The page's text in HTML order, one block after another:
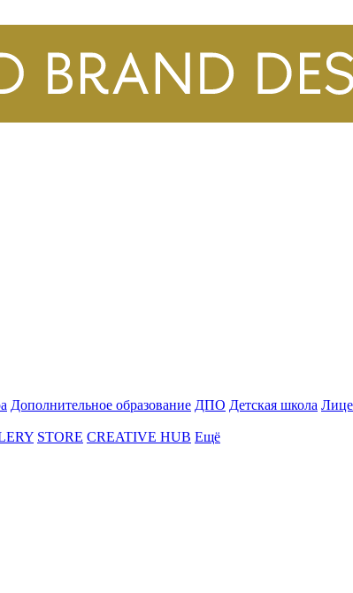
Дополнительное образование ДПО Детская школа
STORE CREATIVE HUB Ещё